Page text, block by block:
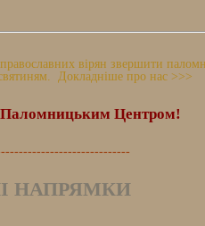
вірян звершити
Докладніше про нас >>>
Паломницьким Центром!
НАПРЯМКИ